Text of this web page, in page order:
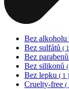
Bez alkoholu
Bez sulfátů (
Bez parabenů
Bez silikonů
Bez lepku ( 1 )
Cruelty-free (